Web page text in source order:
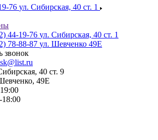
76 ул. Сибирская, 40 ст. 1
44-19-76 ул. Сибирская, 40 ст. 1
78-88-87 ул. Шевченко 49Е
звонок
40 ст. 9
49Е